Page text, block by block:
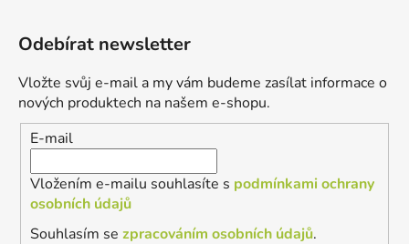
Odebírat newsletter
Vložte svůj e-mail a my vám budeme zasílat informace o
nových produktech na našem e-shopu.
E-mail
Vložením e-mailu souhlasíte s podmínkami ochrany
osobních údajů
Souhlasím se zpracováním osobních údajů.